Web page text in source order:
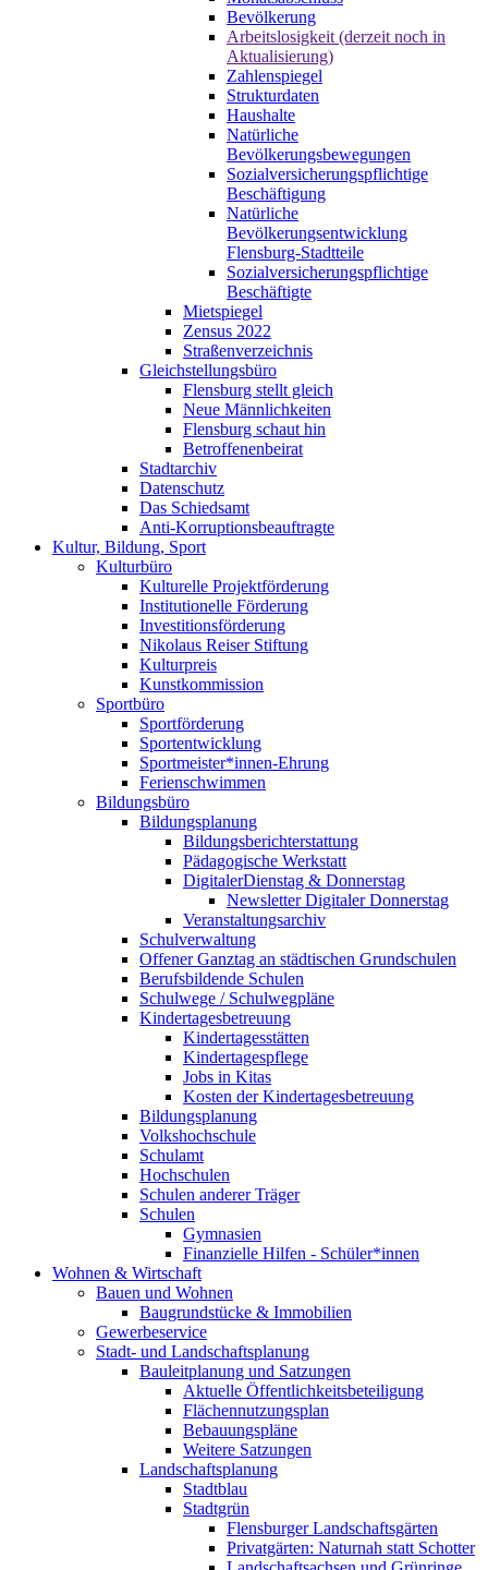
Bevölkerung
Arbeitslosigkeit (derzeit noch in
Aktualisierung)
Zahlenspiegel
Strukturdaten
Haushalte
Natürliche
Bevölkerungsbewegungen
Sozialversicherungspflichtige
Beschäftigung
Natürliche
Bevölkerungsentwicklung
Flensburg-Stadtteile
Sozialversicherungspflichtige
Beschäftigte
Mietspiegel
Zensus 2022
Straßenverzeichnis
Gleichstellungsbüro
Flensburg stellt gleich
Neue Männlichkeiten
Flensburg schaut hin
Betroffenenbeirat
Stadtarchiv
Datenschutz
Das Schiedsamt
Anti-Korruptionsbeauftragte
Kultur, Bildung, Sport
Kulturbüro
Kulturelle Projektförderung
Institutionelle Förderung
Investitionsförderung
Nikolaus Reiser Stiftung
Kulturpreis
Kunstkommission
Sportbüro
Sportförderung
Sportentwicklung
Sportmeister*innen-Ehrung
Ferienschwimmen
Bildungsbüro
Bildungsplanung
Bildungsberichterstattung
Pädagogische Werkstatt
DigitalerDienstag & Donnerstag
Newsletter Digitaler Donnerstag
Veranstaltungsarchiv
Schulverwaltung
Offener Ganztag an städtischen Grundschulen
Berufsbildende Schulen
Schulwege / Schulwegpläne
Kindertagesbetreuung
Kindertagesstätten
Kindertagespflege
Jobs in Kitas
Kosten der Kindertagesbetreuung
Bildungsplanung
Volkshochschule
Schulamt
Hochschulen
Schulen anderer Träger
Schulen
Gymnasien
Finanzielle Hilfen - Schüler*innen
Wohnen & Wirtschaft
Bauen und Wohnen
Baugrundstücke & Immobilien
Gewerbeservice
Stadt- und Landschaftsplanung
Bauleitplanung und Satzungen
Aktuelle Öffentlichkeitsbeteiligung
Flächennutzungsplan
Bebauungspläne
Weitere Satzungen
Landschaftsplanung
Stadtblau
Stadtgrün
Flensburger Landschaftsgärten
Privatgärten: Naturnah statt Schotter